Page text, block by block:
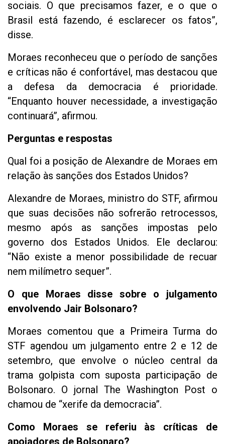
sociais. O que precisamos fazer, e o que o
Brasil está fazendo, é esclarecer os fatos”,
disse.
Moraes reconheceu que o período de sanções
e críticas não é confortável, mas destacou que
a defesa da democracia é prioridade.
“Enquanto houver necessidade, a investigação
continuará”, afirmou.
Perguntas e respostas
Qual foi a posição de Alexandre de Moraes em
relação às sanções dos Estados Unidos?
Alexandre de Moraes, ministro do STF, afirmou
que suas decisões não sofrerão retrocessos,
mesmo após as sanções impostas pelo
governo dos Estados Unidos. Ele declarou:
“Não existe a menor possibilidade de recuar
nem milímetro sequer”.
O que Moraes disse sobre o julgamento
envolvendo Jair Bolsonaro?
Moraes comentou que a Primeira Turma do
STF agendou um julgamento entre 2 e 12 de
setembro, que envolve o núcleo central da
trama golpista com suposta participação de
Bolsonaro. O jornal The Washington Post o
chamou de “xerife da democracia”.
Como Moraes se referiu às críticas de
apoiadores de Bolsonaro?